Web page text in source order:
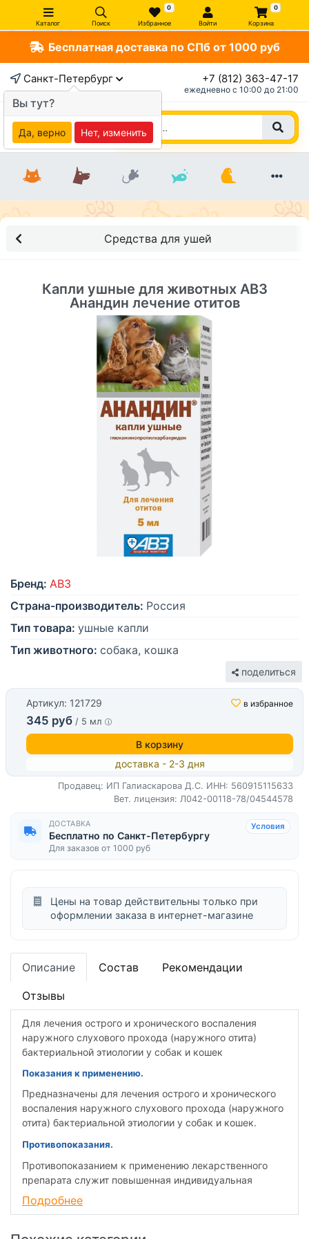
Каталог Поиск
0
Избранное Войти
0
Корзина
Бесплатная доставка по СПб от 1000 руб
Санкт-Петербург +7 (812) 363-47-17
ежедневно c 10:00 до 21:00
Средства для ушей
Капли ушные для животных АВЗ
Анандин лечение отитов
Бренд: АВЗ
Страна-производитель: Россия
Тип товара: ушные капли
Тип животного: собака, кошка
поделиться
Артикул: 121729 в избранное
345 руб / 5 мл
В корзину
доставка - 2-3 дня
Продавец: ИП Галиаскарова Д.С. ИНН: 560915115633
Вет. лицензия: Л042-00118-78/04544578
ДОСТАВКА
Бесплатно по Санкт-Петербургу
Для заказов от 1000 руб
Условия
Цены на товар действительны только при
оформлении заказа в интернет-магазине
Описание Состав Рекомендации
Отзывы
Для лечения острого и хронического воспаления
наружного слухового прохода (наружного отита)
бактериальной этиологии у собак и кошек
Показания к применению.
Предназначены для лечения острого и хронического
воспаления наружного слухового прохода (наружного
отита) бактериальной этиологии у собак и кошек.
Противопоказания.
Противопоказанием к применению лекарственного
препарата служит повышенная индивидуальная
чувствительность животного к входящим в состав
препарата компонентам. Запрещается применение
Подробнее
Вы тут?
Да, верно Нет, изменить